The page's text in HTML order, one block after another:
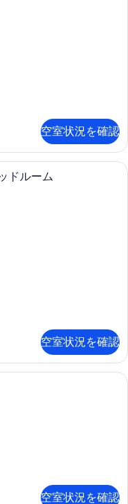
空室状況を確認
ドルーム
空室状況を確認
空室状況を確認